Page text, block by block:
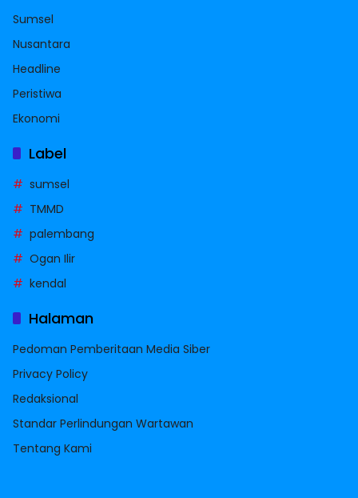
Sumsel
Nusantara
Headline
Peristiwa
Ekonomi
Label
sumsel
TMMD
palembang
Ogan Ilir
kendal
Halaman
Pedoman Pemberitaan Media Siber
Privacy Policy
Redaksional
Standar Perlindungan Wartawan
Tentang Kami